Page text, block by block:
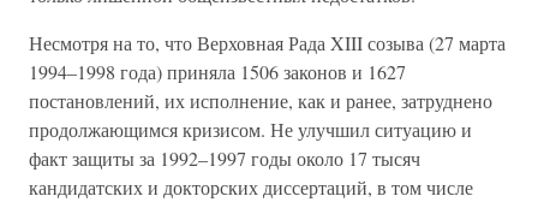
Несмотря на то, что Верховная Рада XIII созыва (27 марта
1994–1998 года) приняла 1506 законов и 1627
постановлений, их исполнение, как и ранее, затруднено
продолжающимся кризисом. Не улучшил ситуацию и
факт защиты за 1992–1997 годы около 17 тысяч
кандидатских и докторских диссертаций, в том числе